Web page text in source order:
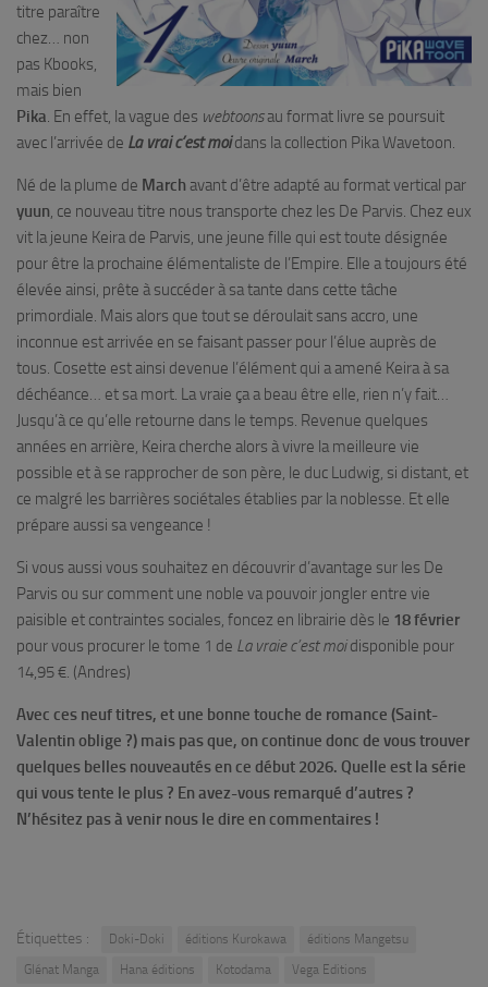
titre paraître
chez… non
pas Kbooks,
mais bien
Pika. En effet, la vague des webtoonsau format livre se poursuit
avec l’arrivée de La vrai c’est moidans la collection Pika Wavetoon.
Né de la plume de March avant d’être adapté au format vertical par
yuun, ce nouveau titre nous transporte chez les De Parvis. Chez eux
vit la jeune Keira de Parvis, une jeune fille qui est toute désignée
pour être la prochaine élémentaliste de l’Empire. Elle a toujours été
élevée ainsi, prête à succéder à sa tante dans cette tâche
primordiale. Mais alors que tout se déroulait sans accro, une
inconnue est arrivée en se faisant passer pour l’élue auprès de
tous. Cosette est ainsi devenue l’élément qui a amené Keira à sa
déchéance… et sa mort. La vraie ça a beau être elle, rien n’y fait…
Jusqu’à ce qu’elle retourne dans le temps. Revenue quelques
années en arrière, Keira cherche alors à vivre la meilleure vie
possible et à se rapprocher de son père, le duc Ludwig, si distant, et
ce malgré les barrières sociétales établies par la noblesse. Et elle
prépare aussi sa vengeance !
Si vous aussi vous souhaitez en découvrir d’avantage sur les De
Parvis ou sur comment une noble va pouvoir jongler entre vie
paisible et contraintes sociales, foncez en librairie dès le 18 février
pour vous procurer le tome 1 de La vraie c’est moidisponible pour
14,95 €. (Andres)
Avec ces neuf titres, et une bonne touche de romance (Saint-
Valentin oblige ?) mais pas que, on continue donc de vous trouver
quelques belles nouveautés en ce début 2026. Quelle est la série
qui vous tente le plus? En avez-vous remarqué d’autres?
N’hésitez pas à venir nous le dire en commentaires !
Étiquettes : Doki-Doki éditions Kurokawa
éditions Mangetsu
Glénat Manga
Hana éditions Kotodama Vega Editions